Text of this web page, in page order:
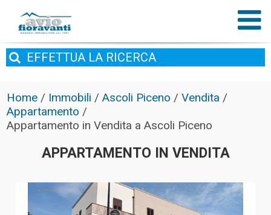
EFFETTUA LA RICERCA
Home / Immobili /Ascoli Piceno /Vendita /
Appartamento /
Appartamento in Vendita a Ascoli Piceno
APPARTAMENTO IN VENDITA